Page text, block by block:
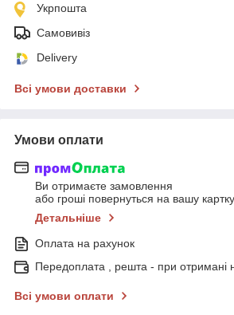
Укрпошта
Самовивіз
Delivery
Всі умови доставки
Умови оплати
Ви отримаєте замовлення
або гроші повернуться на вашу картку
Детальніше
Оплата на рахунок
Передоплата , решта - при отримані
Всі умови оплати